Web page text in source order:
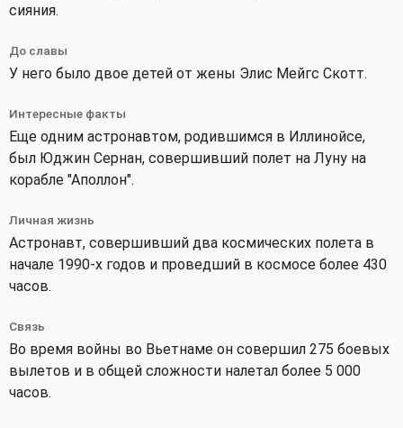
сияния.
До славы
У него было двое детей от жены Элис Мейгс Скотт.
Интересные факты
Еще одним астронавтом, родившимся в Иллинойсе,
был Юджин Сернан, совершивший полет на Луну на
корабле "Аполлон".
Личная жизнь
Астронавт, совершивший два космических полета в
начале 1990-х годов и проведший в космосе более 430
часов.
Связь
Во время войны во Вьетнаме он совершил 275 боевых
вылетов и в общей сложности налетал более 5 000
часов.